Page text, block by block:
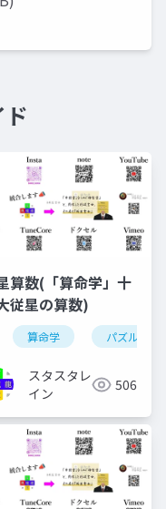
ゲーム
算数(「算命学」十
従星の算数)
算命学 パズル
スタスタレ
イン
506